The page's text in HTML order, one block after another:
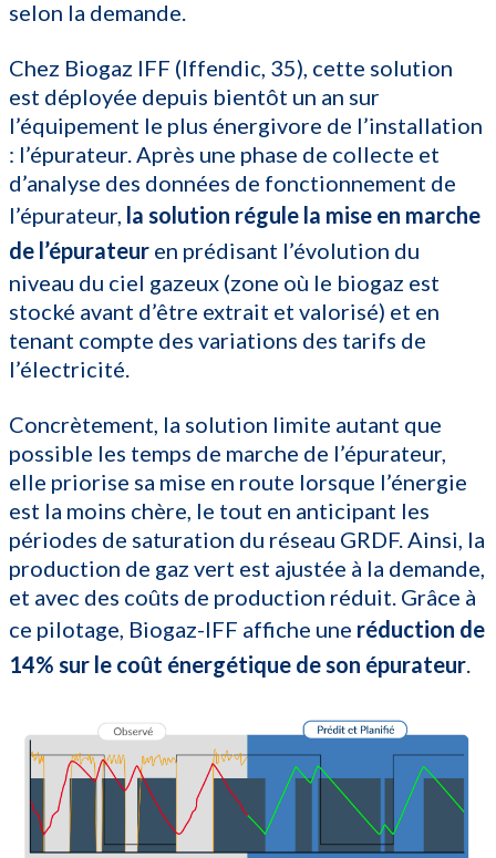
selon la demande.
Chez Biogaz IFF (Iffendic, 35), cette solution
est déployée depuis bientôt un an sur
l’équipement le plus énergivore de l’installation
: l’épurateur. Après une phase de collecte et
d’analyse des données de fonctionnement de
l’épurateur, la solution régule la mise en marche
de l’épurateur en prédisant l’évolution du
niveau du ciel gazeux (zone où le biogaz est
stocké avant d’être extrait et valorisé) et en
tenant compte des variations des tarifs de
l’électricité.
Concrètement, la solution limite autant que
possible les temps de marche de l’épurateur,
elle priorise sa mise en route lorsque l’énergie
est la moins chère, le tout en anticipant les
périodes de saturation du réseau GRDF. Ainsi, la
production de gaz vert est ajustée à la demande,
et avec des coûts de production réduit. Grâce à
ce pilotage, Biogaz-IFF affiche une réduction de
14% sur le coût énergétique de son épurateur.